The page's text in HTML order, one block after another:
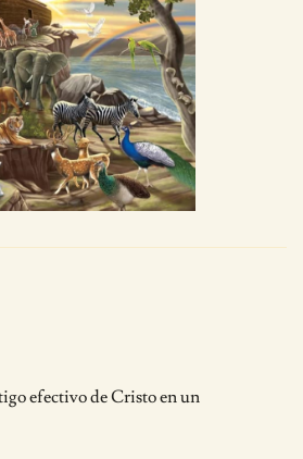
efectivo de Cristo en un